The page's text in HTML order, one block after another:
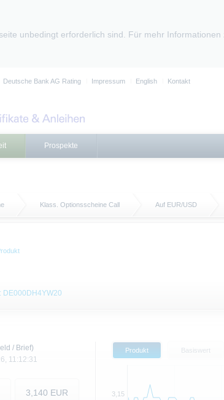
unbedingt erforderlich sind. Für mehr
Deutsche Bank AG Rating Impressum English Kontakt
Prospekte
Klass. Optionsscheine Call Auf EUR/USD
DE000DH4YW20
/ Brief)
11:12:31
3,140 EUR
Produkt Basiswert
3,15